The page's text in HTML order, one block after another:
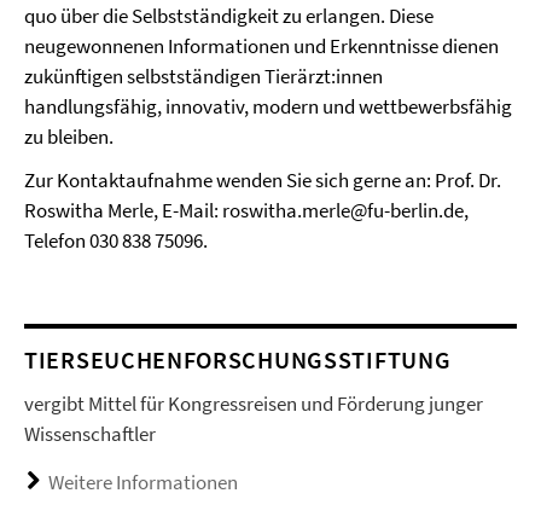
quo über die Selbstständigkeit zu erlangen. Diese
neugewonnenen Informationen und Erkenntnisse dienen
zukünftigen selbstständigen Tierärzt:innen
handlungsfähig, innovativ, modern und wettbewerbsfähig
zu bleiben.
Zur Kontaktaufnahme wenden Sie sich gerne an: Prof. Dr.
Roswitha Merle, E-Mail: roswitha.merle@fu-berlin.de,
Telefon 030 838 75096.
TIERSEUCHENFORSCHUNGSSTIFTUNG
vergibt Mittel für Kongressreisen und Förderung junger
Wissenschaftler
Weitere Informationen